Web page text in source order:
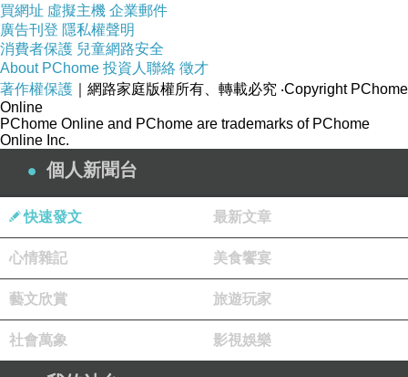
買網址 虛擬主機 企業郵件
廣告刊登 隱私權聲明
消費者保護 兒童網路安全
About PChome 投資人聯絡 徵才
著作權保護 ｜網路家庭版權所有、轉載必究 ‧Copyright PChome
Online
PChome Online and PChome are trademarks of PChome
Online Inc.
個人新聞台
快速發文 最新文章
心情雜記 美食饗宴
藝文欣賞 旅遊玩家
社會萬象 影視娛樂